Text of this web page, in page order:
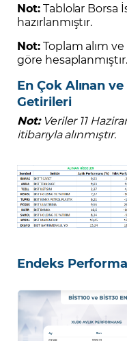
Not:Tablolar Borsa
hazırlanmıştır.
Not:Toplam alım ve
göre hesaplanmıştır.
En Çok Alınan
Getirileri
Not:Veriler 11
itibarıyla alınmıştır.
Endeks